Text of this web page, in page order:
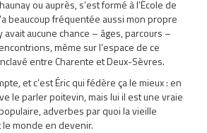
ou auprès, s’est formé à l’École de
beaucoup fréquentée aussi mon propre
avait aucune chance – âges, parcours –
même sur l’espace de ce
entre Charente et Deux-Sèvres.
et c’est Éric qui fédère ça le mieux : en
le parler poitevin, mais lui il est une vraie
adverbes par quoi la vieille
monde en devenir.